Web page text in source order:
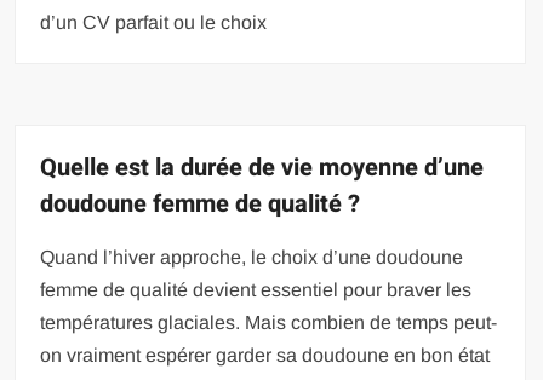
d’un CV parfait ou le choix
Quelle est la durée de vie moyenne d’une
doudoune femme de qualité ?
Quand l’hiver approche, le choix d’une doudoune
femme de qualité devient essentiel pour braver les
températures glaciales. Mais combien de temps peut-
on vraiment espérer garder sa doudoune en bon état